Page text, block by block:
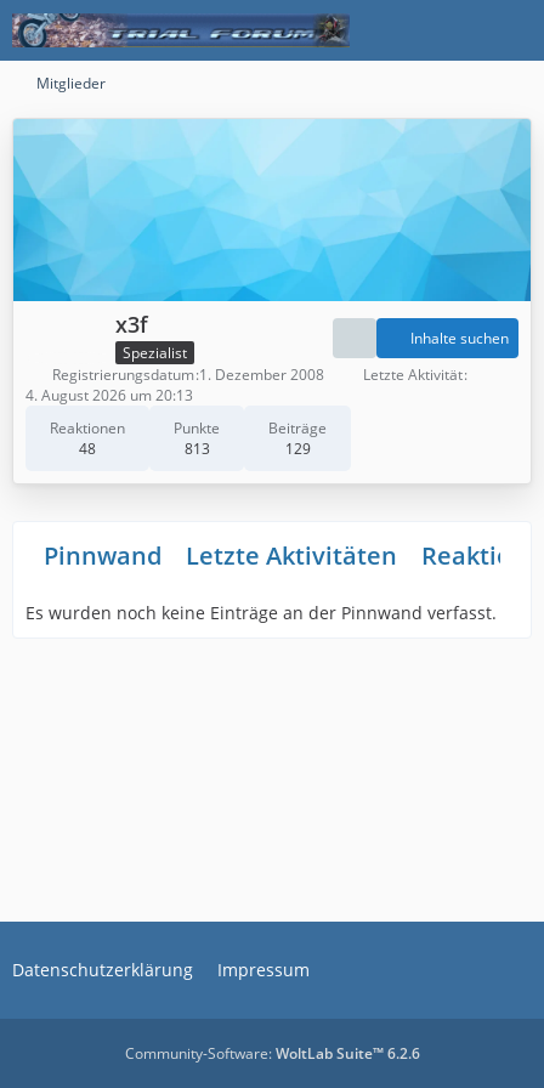
Mitglieder
x3f
Spezialist
Reaktionen
48
Punkte
813
Beiträge
129
Inhalte suchen
Registrierungsdatum 1. Dezember 2008
Letzte Aktivität
4. August 2026 um 20:13
Pinnwand Letzte Aktivitäten
Es wurden noch keine Einträge an der Pinnwand verfasst.
Datenschutzerklärung Impressum
Community-Software:WoltLab Suite™ 6.2.6